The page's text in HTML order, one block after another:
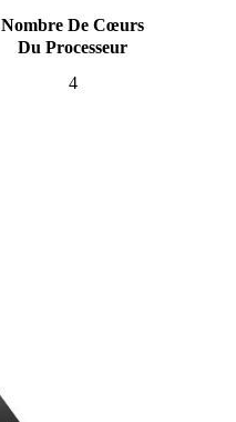
Nombre De Cœurs
Du Processeur
4